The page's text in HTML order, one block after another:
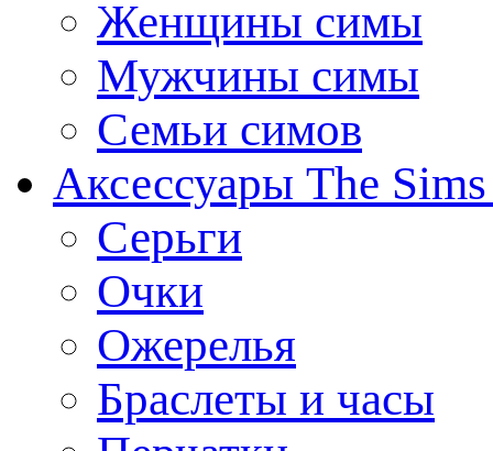
Женщины симы
Мужчины симы
Семьи симов
Аксессуары The
Серьги
Очки
Ожерелья
Браслеты и часы